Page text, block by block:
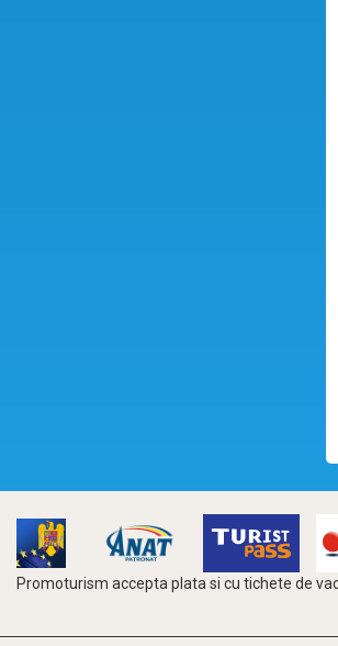
Promoturism accepta plata si cu tichete de